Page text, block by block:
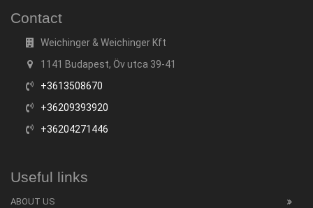
Contact
Weichinger & Weichinger Kft
1141 Budapest, Öv utca 39-41
+3613508670
+36209393920
+36204271446
Useful links
ABOUT US